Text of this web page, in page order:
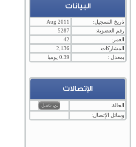
البيانات
تاريخ التسجيل:
Aug 2011
رقم العضوية:
5287
العمر:
42
المشاركات:
2,136
بمعدل :
0.39 يوميا
الإتصالات
الحالة:
وسائل الإتصال: